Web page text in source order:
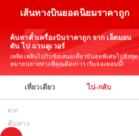
เส้นทางบินยอดนิยมราคาถูก
ค้นหาตั๋วเครื่องบินราคาถูก จาก เอ็ดมอน
ตัน ไป แวนคูเวอร์
เพลิดเพลินไปกับข้อเสนอเที่ยวบินสุดพิเศษไปยังจุด
หมายปลายทางที่คุณต้องการ เริ่มจองตอนนี้!
เที่ยวเดียว ไป-กลับ
จาก
ต้นทาง